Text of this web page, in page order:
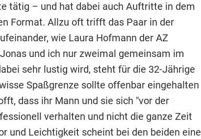
tätig – und hat dabei auch Auftritte in dem
Format. Allzu oft trifft das Paar in der
wie Laura Hofmann der AZ
und ich nur zweimal gemeinsam im
sehr lustig wird, steht für die 32-Jährige
Spaßgrenze sollte offenbar eingehalten
dass ihr Mann und sie sich "vor der
verhalten und nicht die ganze Zeit
und Leichtigkeit scheint bei den beiden eine